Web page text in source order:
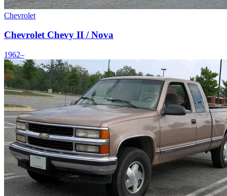
Chevrolet
Chevrolet Chevy II / Nova
1962–